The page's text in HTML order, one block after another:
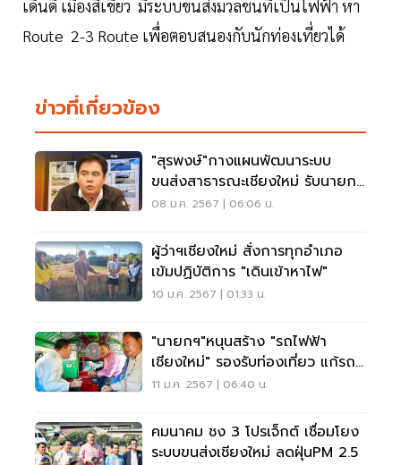
เดินดี เมืองสีเขียว มีระบบขนส่งมวลชนที่เป็นไฟฟ้า หา
Route 2-3 Route เพื่อตอบสนองกับนักท่องเที่ยวได้
ข่าวที่เกี่ยวข้อง
"สุรพงษ์"กางแผนพัฒนาระบบ
ขนส่งสาธารณะเชียงใหม่ รับนายกฯ
ลงพื้นที่ 10 ม.ค.
08 ม.ค. 2567 | 06:06 น.
ผู้ว่าฯเชียงใหม่ สั่งการทุกอำเภอ
เข้มปฏิบัติการ "เดินเข้าหาไฟ"
10 ม.ค. 2567 | 01:33 น.
"นายกฯ"หนุนสร้าง "รถไฟฟ้า
เชียงใหม่" รองรับท่องเที่ยว แก้รถ
ติด
11 ม.ค. 2567 | 06:40 น.
คมนาคม ชง 3 โปรเจ็กต์ เชื่อมโยง
ระบบขนส่งเชียงใหม่ ลดฝุ่นPM 2.5